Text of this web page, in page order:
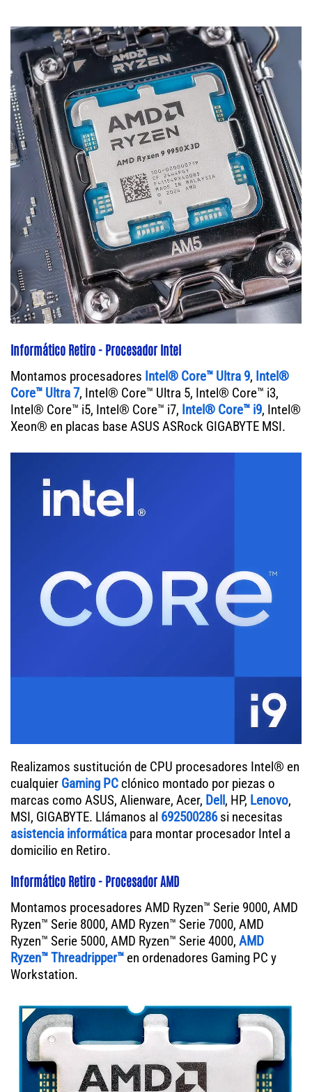
Informático Retiro - Procesador Intel
Montamos procesadores Intel® Core™ Ultra 9, Intel®
Core™ Ultra 7, Intel® Core™ Ultra 5, Intel® Core™ i3,
Intel® Core™ i5, Intel® Core™ i7, Intel® Core™ i9, Intel®
Xeon® en placas base ASUS ASRock GIGABYTE MSI.
Realizamos sustitución de CPU procesadores Intel® en
cualquier Gaming PC clónico montado por piezas o
marcas como ASUS, Alienware, Acer, Dell, HP, Lenovo,
MSI, GIGABYTE. Llámanos al 692500286si necesitas
asistencia informática para montar procesador Intel a
domicilio en Retiro.
Informático Retiro - Procesador AMD
Montamos procesadores AMD Ryzen™ Serie 9000, AMD
Ryzen™ Serie 8000, AMD Ryzen™ Serie 7000, AMD
Ryzen™ Serie 5000, AMD Ryzen™ Serie 4000, AMD
Ryzen™ Threadripper™ en ordenadores Gaming PC y
Workstation.